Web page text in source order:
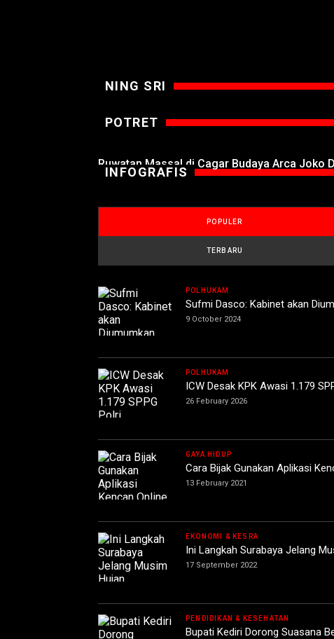
NING SRI
POTRET
Ruwatan Massal di Cagar Budaya Arca Joko
INFOGRAFIS
POPULER
TERBARU
POLHUKAM
Sufmi Dasco: Kabinet akan
9 October 2024
POLHUKAM
ICW Desak KPK Awasi 1.179
26 February 2026
GAYA HIDUP
Cara Bijak Gunakan Aplikasi
13 February 2021
EKONOMI & KESRA
Ini Langkah Surabaya Jelang
17 September 2022
PENDIDIKAN & KESEHATAN
Bupati Kediri Dorong Suasana